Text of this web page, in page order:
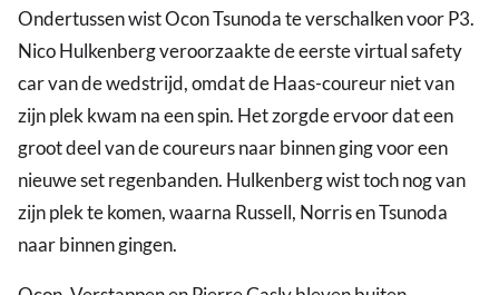
Ondertussen wist Ocon Tsunoda te verschalken voor P3.
Nico Hulkenberg veroorzaakte de eerste virtual safety
car van de wedstrijd, omdat de Haas-coureur niet van
zijn plek kwam na een spin. Het zorgde ervoor dat een
groot deel van de coureurs naar binnen ging voor een
nieuwe set regenbanden. Hulkenberg wist toch nog van
zijn plek te komen, waarna Russell, Norris en Tsunoda
naar binnen gingen.